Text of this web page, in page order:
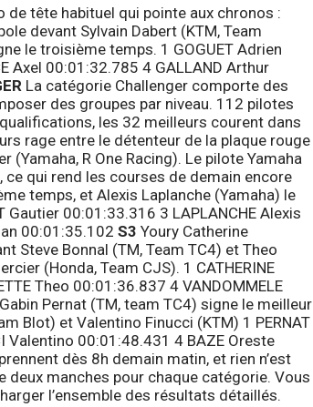
de tête habituel qui pointe aux chronos :
devant Sylvain Dabert (KTM, Team
le troisième temps. 1 GOGUET Adrien
Axel 00:01:32.785 4 GALLAND Arthur
La catégorie Challenger comporte des
des groupes par niveau. 112 pilotes
les 32 meilleurs courent dans
rage entre le détenteur de la plaque rouge
(Yamaha, R One Racing). Le pilote Yamaha
ce qui rend les courses de demain encore
temps, et Alexis Laplanche (Yamaha) le
00:01:33.316 3 LAPLANCHE Alexis
00:01:35.102 S3 Youry Catherine
Steve Bonnal (TM, Team TC4) et Theo
(Honda, Team CJS). 1 CATHERINE
Theo 00:01:36.837 4 VANDOMMELE
Gabin Pernat (TM, team TC4) signe le meilleur
Blot) et Valentino Finucci (KTM) 1 PERNAT
Valentino 00:01:48.431 4 BAZE Oreste
dès 8h demain matin, et rien n’est
manches pour chaque catégorie. Vous
l’ensemble des résultats détaillés.